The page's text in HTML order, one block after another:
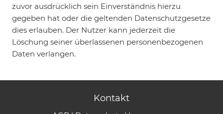
zuvor ausdrücklich sein Einverständnis hierzu
gegeben hat oder die geltenden Datenschutzgesetze
dies erlauben. Der Nutzer kann jederzeit die
Löschung seiner überlassenen personenbezogenen
Daten verlangen.
Kontakt